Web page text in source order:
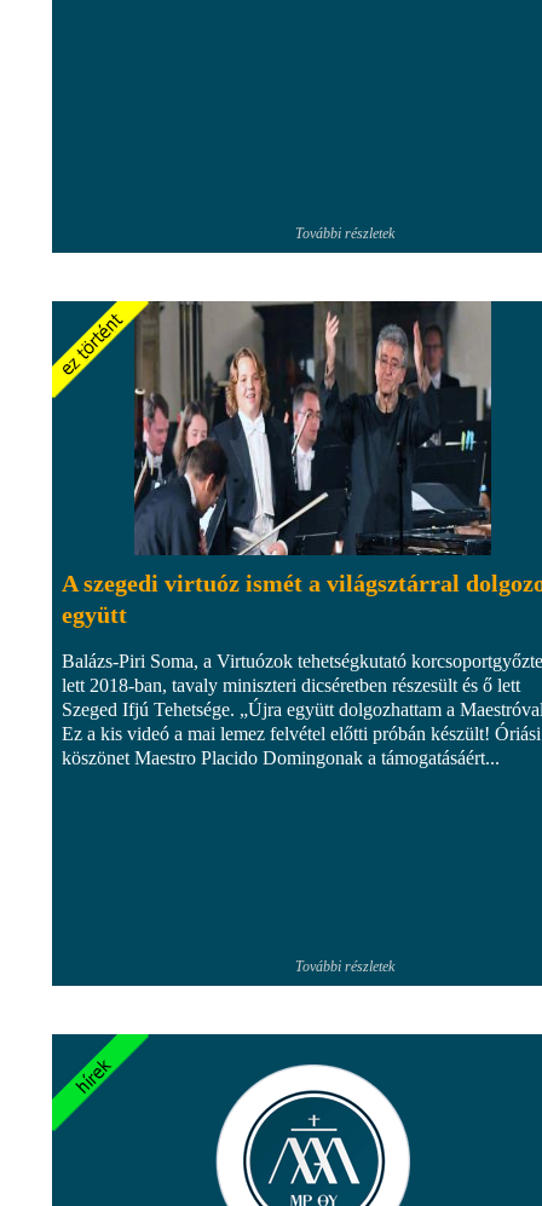
További részletek
A szegedi virtuóz ismét a világsztárral
együtt
Balázs-Piri Soma, a Virtuózok tehetségkutató
lett 2018-ban, tavaly miniszteri dicséretben részesült és ő lett
Szeged Ifjú Tehetsége. „Újra együtt dolgozhattam a
Ez a kis videó a mai lemez felvétel előtti próbán készült! Óriási
köszönet Maestro Placido Domingonak a támogatásáért...
További részletek